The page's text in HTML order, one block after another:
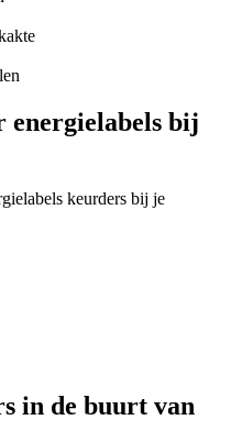
energielabels bij
keurders bij je
in de buurt van